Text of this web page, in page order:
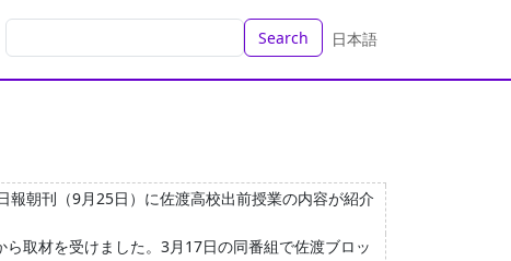
Search 日本語
報朝刊（9月25日）に佐渡高校出前授業の内容が紹介
取材を受けました。3月17日の同番組で佐渡ブロッ